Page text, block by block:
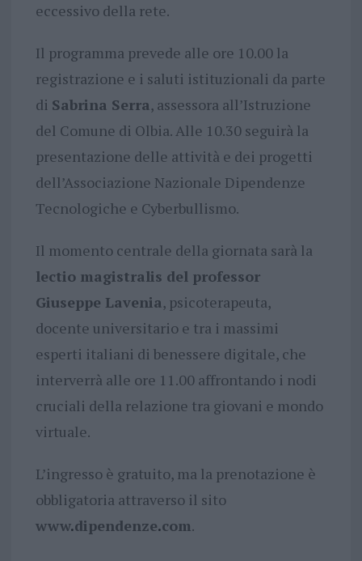
eccessivo della rete.
Il programma prevede alle ore 10.00 la
registrazione e i saluti istituzionali da parte
di Sabrina Serra, assessora all’Istruzione
del Comune di Olbia. Alle 10.30 seguirà la
presentazione delle attività e dei progetti
dell’Associazione Nazionale Dipendenze
Tecnologiche e Cyberbullismo.
Il momento centrale della giornata sarà la
lectio magistralis del professor
Giuseppe Lavenia, psicoterapeuta,
docente universitario e tra i massimi
esperti italiani di benessere digitale, che
interverrà alle ore 11.00 affrontando i nodi
cruciali della relazione tra giovani e mondo
virtuale.
L’ingresso è gratuito, ma la prenotazione è
obbligatoria attraverso il sito
www.dipendenze.com.